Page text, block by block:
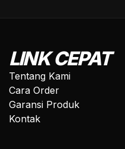
LINK CEPAT
Tentang Kami
Cara Order
Garansi Produk
Kontak